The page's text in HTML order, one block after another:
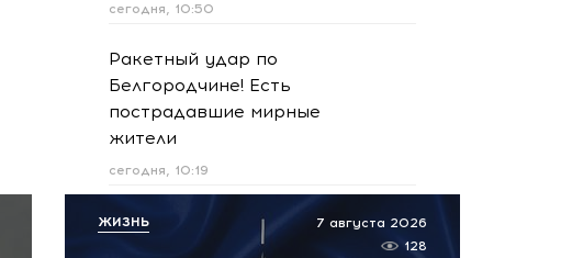
сегодня, 10:50
Ракетный удар по
Белгородчине! Есть
пострадавшие мирные
жители
сегодня, 10:19
Срочно! В Геленджике и
Новороссийске громко -
7 августа 2026
128
ЖИЗНЬ